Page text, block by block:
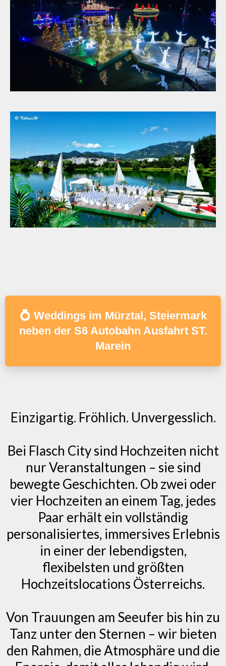
💍 Weddings im Mürztal, Steiermark
neben der S6 Autobahn Ausfahrt ST.
Marein
Einzigartig. Fröhlich. Unvergesslich.
Bei Flasch City sind Hochzeiten nicht
nur Veranstaltungen – sie sind
bewegte Geschichten. Ob zwei oder
vier Hochzeiten an einem Tag, jedes
Paar erhält ein vollständig
personalisiertes, immersives Erlebnis
in einer der lebendigsten,
flexibelsten und größten
Hochzeitslocations Österreichs.
Von Trauungen am Seeufer bis hin zu
Tanz unter den Sternen – wir bieten
den Rahmen, die Atmosphäre und die